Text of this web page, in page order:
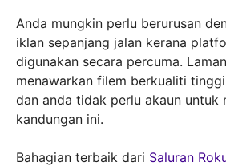
Anda mungkin perlu berurusan
iklan sepanjang jalan kerana
digunakan secara percuma.
menawarkan filem berkualiti
dan anda tidak perlu akaun untuk
kandungan ini.
Bahagian terbaik dari Saluran